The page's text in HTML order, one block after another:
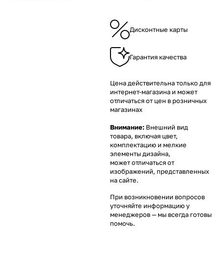
Дисконтные карты
Гарантия качества
Цена действительна только для
интернет-магазина и может
отличаться от цен в розничных
магазинах
Внимание: Внешний вид
товара, включая цвет,
комплектацию и мелкие
элементы дизайна,
может отличаться от
изображений, представленных
на сайте.
При возникновении вопросов
уточняйте информацию у
менеджеров— мы всегда готовы
помочь.